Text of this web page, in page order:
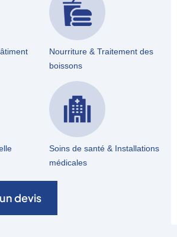
Nourriture & Traitement des
boissons
Soins de santé & Installations
médicales
devis